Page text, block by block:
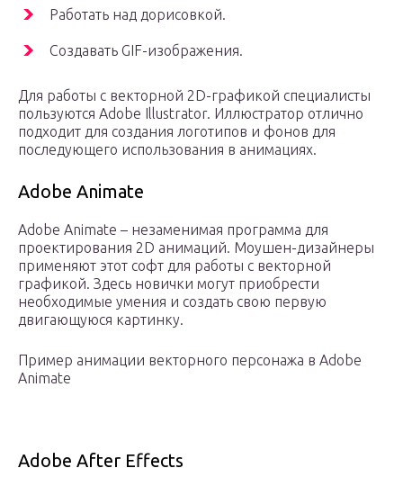
Работать над дорисовкой.
Создавать GIF-изображения.
Для работы с векторной 2D-графикой специалисты
пользуются Adobe Illustrator. Иллюстратор отлично
подходит для создания логотипов и фонов для
последующего использования в анимациях.
Adobe Animate
Adobe Animate – незаменимая программа для
проектирования 2D анимаций. Моушен-дизайнеры
применяют этот софт для работы с векторной
графикой. Здесь новички могут приобрести
необходимые умения и создать свою первую
двигающуюся картинку.
Пример анимации векторного персонажа в Adobe
Animate
Adobe After Effects